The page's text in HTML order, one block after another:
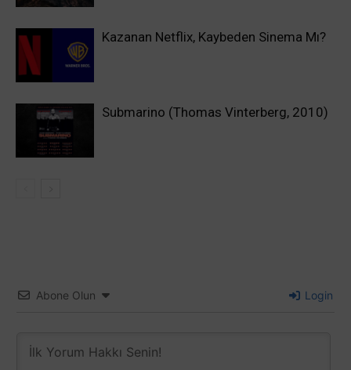
Kazanan Netflix, Kaybeden Sinema Mı?
Submarino (Thomas Vinterberg, 2010)
Abone Olun Login